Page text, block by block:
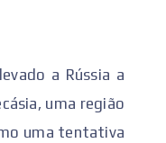
a Rússia a
uma região
uma tentativa